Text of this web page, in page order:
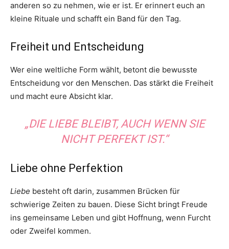
anderen so zu nehmen, wie er ist. Er erinnert euch an
kleine Rituale und schafft ein Band für den Tag.
Freiheit und Entscheidung
Wer eine weltliche Form wählt, betont die bewusste
Entscheidung vor den Menschen. Das stärkt die Freiheit
und macht eure Absicht klar.
„DIE LIEBE BLEIBT, AUCH WENN SIE
NICHT PERFEKT IST.“
Liebe ohne Perfektion
Liebe besteht oft darin, zusammen Brücken für
schwierige Zeiten zu bauen. Diese Sicht bringt Freude
ins gemeinsame Leben und gibt Hoffnung, wenn Furcht
oder Zweifel kommen.